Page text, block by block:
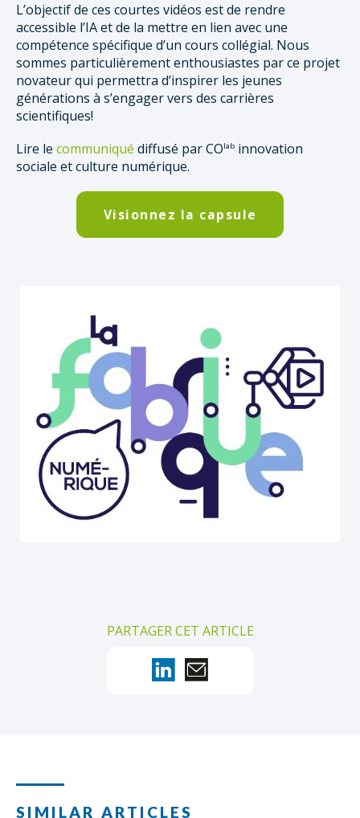
PARTAGER CET ARTICLE
L’objectif de ces courtes vidéos est de rendre
accessible l’IA et de la mettre en lien avec une
compétence spécifique d’un cours collégial. Nous
sommes particulièrement enthousiastes par ce projet
novateur qui permettra d’inspirer les jeunes
générations à s’engager vers des carrières
scientifiques!
Lire le communiqué diffusé par COlab innovation
sociale et culture numérique.
Visionnez la capsule
SIMILAR ARTICLES